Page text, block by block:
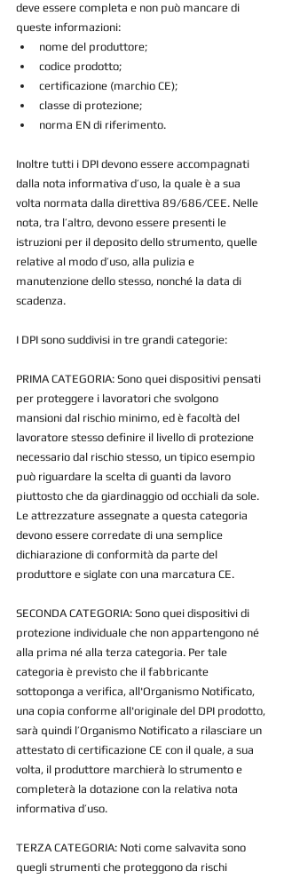
deve essere completa e non può mancare di
queste informazioni:
nome del produttore;
codice prodotto;
certificazione (marchio CE);
classe di protezione;
norma EN di riferimento.
Inoltre tutti i DPI devono essere accompagnati
dalla nota informativa d’uso, la quale è a sua
volta normata dalla direttiva 89/686/CEE. Nelle
nota, tra l’altro, devono essere presenti le
istruzioni per il deposito dello strumento, quelle
relative al modo d’uso, alla pulizia e
manutenzione dello stesso, nonché la data di
scadenza.
I DPI sono suddivisi in tre grandi categorie:
PRIMA CATEGORIA: Sono quei dispositivi pensati
per proteggere i lavoratori che svolgono
mansioni dal rischio minimo, ed è facoltà del
lavoratore stesso definire il livello di protezione
necessario dal rischio stesso, un tipico esempio
può riguardare la scelta di guanti da lavoro
piuttosto che da giardinaggio od occhiali da sole.
Le attrezzature assegnate a questa categoria
devono essere corredate di una semplice
dichiarazione di conformità da parte del
produttore e siglate con una marcatura CE.
SECONDA CATEGORIA: Sono quei dispositivi di
protezione individuale che non appartengono né
alla prima né alla terza categoria. Per tale
categoria è previsto che il fabbricante
sottoponga a verifica, all'Organismo Notificato,
una copia conforme all'originale del DPI prodotto,
sarà quindi l’Organismo Notificato a rilasciare un
attestato di certificazione CE con il quale, a sua
volta, il produttore marchierà lo strumento e
completerà la dotazione con la relativa nota
informativa d’uso.
TERZA CATEGORIA: Noti come salvavita sono
quegli strumenti che proteggono da rischi